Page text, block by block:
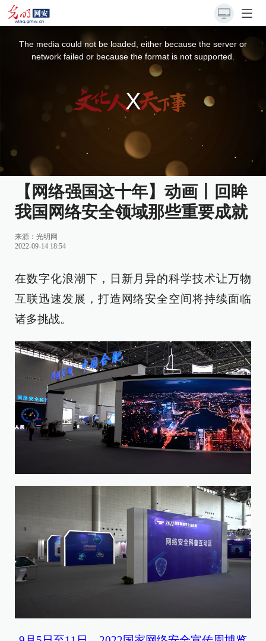
The media could not be loaded, either because the server or
network failed or because the format is not supported.
【网络强国这十年】动画丨回眸
我国网络安全领域那些重要成就
来源： 光明网
2022-09-14 18:54
在数字化浪潮下，日新月异的科学技术让万物
互联迅速发展，打造网络安全空间将持续面临
诸多挑战。